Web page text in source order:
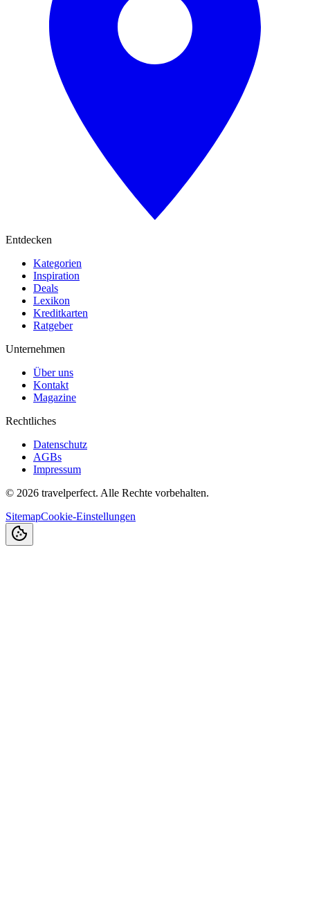
Entdecken
Kategorien
Inspiration
Deals
Lexikon
Kreditkarten
Ratgeber
Unternehmen
Über uns
Kontakt
Magazine
Rechtliches
Datenschutz
AGBs
Impressum
© 2026 travelperfect. Alle Rechte vorbehalten.
SitemapCookie-Einstellungen